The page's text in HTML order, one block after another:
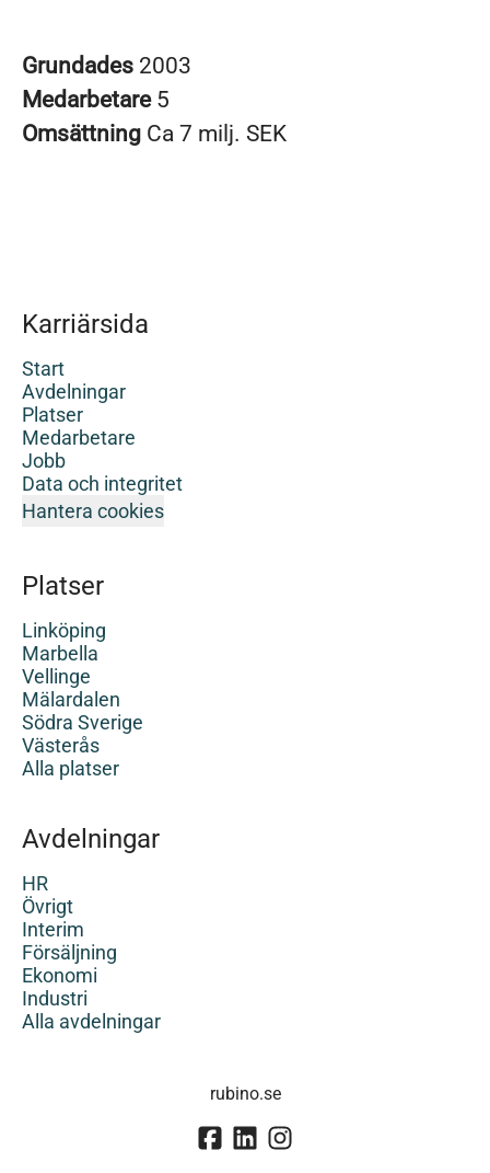
Grundades 2003
Medarbetare 5
Omsättning Ca 7 milj. SEK
Karriärsida
Start
Avdelningar
Platser
Medarbetare
Jobb
Data och integritet
Hantera cookies
Platser
Linköping
Marbella
Vellinge
Mälardalen
Södra Sverige
Västerås
Alla platser
Avdelningar
HR
Övrigt
Interim
Försäljning
Ekonomi
Industri
Alla avdelningar
rubino.se